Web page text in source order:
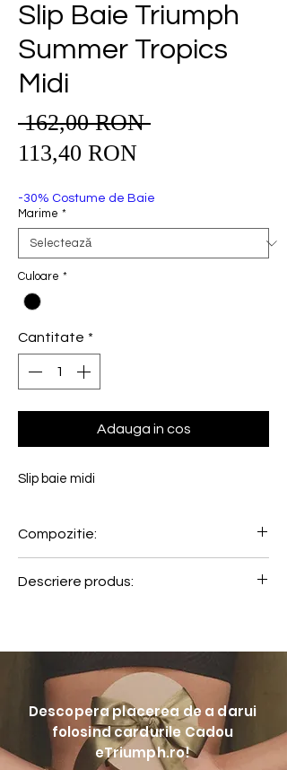
Slip Baie Triumph
Summer Tropics
Midi
162,00 RON Preț
113,40 RONPreț
-30% Costume de Baie
Marime *
Culoare *
Cantitate *
Adauga in cos
Slip baie midi
Compozitie:
Descriere produs:
florale si realizata din material
modelator, aceasta colectie este
conceputa pentru a sculpta si
evidentia formele.
• Chilot cu acoperire medie si laterale
Descopera placerea de a darui
folosind cardurile Cadou
eTriumph.ro!